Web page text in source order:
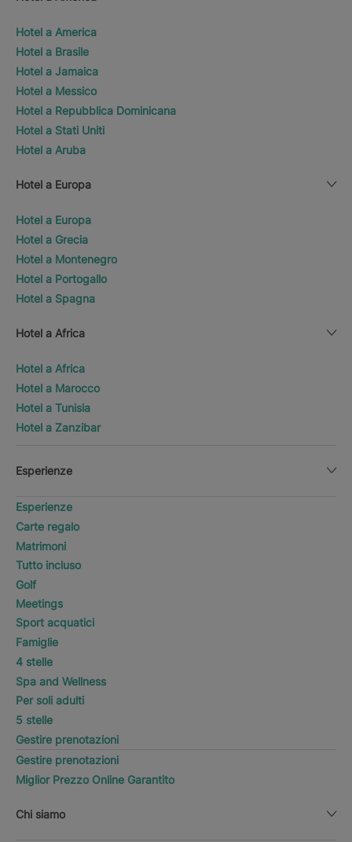
Hotel a America
Hotel a Brasile
Hotel a Jamaica
Hotel a Messico
Hotel a Repubblica Dominicana
Hotel a Stati Uniti
Hotel a Aruba
Hotel a Europa
Hotel a Europa
Hotel a Grecia
Hotel a Montenegro
Hotel a Portogallo
Hotel a Spagna
Hotel a Africa
Hotel a Africa
Hotel a Marocco
Hotel a Tunisia
Hotel a Zanzibar
Esperienze
Esperienze
Carte regalo
Matrimoni
Tutto incluso
Golf
Meetings
Sport acquatici
Famiglie
4 stelle
Spa and Wellness
Per soli adulti
5 stelle
Gestire prenotazioni
Gestire prenotazioni
Miglior Prezzo Online Garantito
Chi siamo